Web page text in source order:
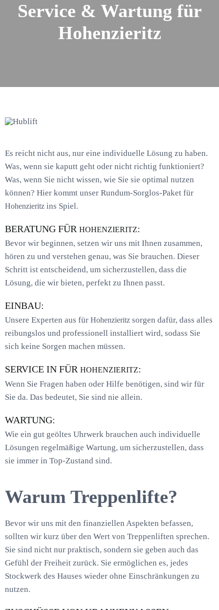
Service & Wartung für
Hohenzieritz
Es reicht nicht aus, nur eine individuelle Lösung zu haben.
Was, wenn sie kaputt geht oder nicht richtig funktioniert?
Was, wenn Sie nicht wissen, wie Sie sie optimal nutzen
können? Hier kommt unser Rundum-Sorglos-Paket für
Hohenzieritz ins Spiel.
BERATUNG FÜR HOHENZIERITZ:
Bevor wir beginnen, setzen wir uns mit Ihnen zusammen,
hören zu und verstehen genau, was Sie brauchen. Dieser
Schritt ist entscheidend, um sicherzustellen, dass die
Lösung, die wir bieten, perfekt zu Ihnen passt.
EINBAU:
Unsere Experten aus für Hohenzieritz sorgen dafür, dass alles
reibungslos und professionell installiert wird, sodass Sie
sich keine Sorgen machen müssen.
SERVICE IN FÜR HOHENZIERITZ:
Wenn Sie Fragen haben oder Hilfe benötigen, sind wir für
Sie da. Das bedeutet, Sie sind nie allein.
WARTUNG:
Wie ein gut geöltes Uhrwerk brauchen auch individuelle
Lösungen regelmäßige Wartung, um sicherzustellen, dass
sie immer in Top-Zustand sind.
Warum Treppenlifte?
Bevor wir uns mit den finanziellen Aspekten befassen,
sollten wir kurz über den Wert von Treppenliften sprechen.
Sie sind nicht nur praktisch, sondern sie geben auch das
Gefühl der Freiheit zurück. Sie ermöglichen es, jedes
Stockwerk des Hauses wieder ohne Einschränkungen zu
nutzen.